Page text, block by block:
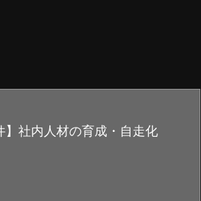
】社内人材の育成・自走化